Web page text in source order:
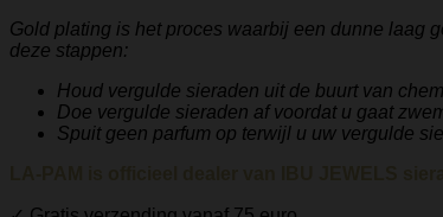
Gold plating is het proces waarbij een dunne laag
deze stappen:
Houd vergulde sieraden uit de buurt van
Doe vergulde sieraden af ​​voordat u gaat
Spuit geen parfum op terwijl u uw vergulde